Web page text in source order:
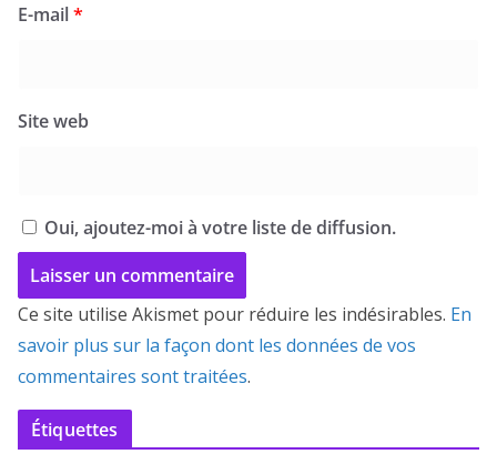
E-mail*
Site web
Oui, ajoutez-moi à votre liste de diffusion.
Ce site utilise Akismet pour réduire les indésirables. En
savoir plus sur la façon dont les données de vos
commentaires sont traitées.
Étiquettes